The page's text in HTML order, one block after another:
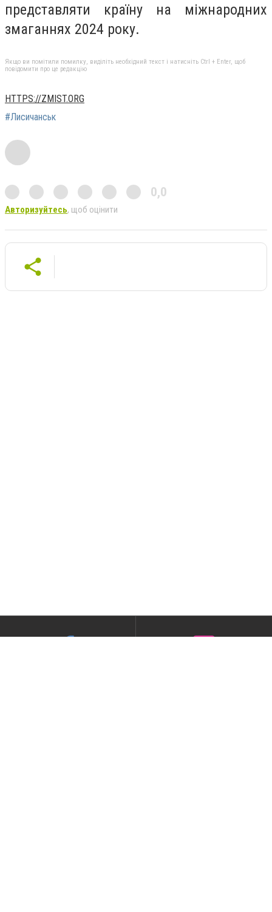
представляти країну на міжнародних
змаганнях 2024 року.
Якщо ви помітили помилку, виділіть необхідний текст і натисніть Ctrl + Enter, щоб
повідомити про це редакцію
HTTPS://ZMIST.ORG
#Лисичанськ
0,0
Авторизуйтесь, щоб оцінити